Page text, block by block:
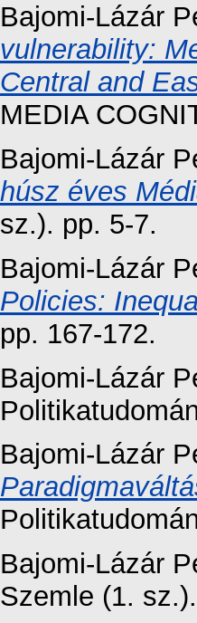
Bajomi-Lázár
vulnerability:
Central and
MEDIA
Bajomi-Lázár
húsz éves
sz.). pp. 5-7.
Bajomi-Lázár
Policies:
pp. 167-172.
Bajomi-Lázár
Bajomi-Lázár
Bajomi-Lázár
Szemle (1.